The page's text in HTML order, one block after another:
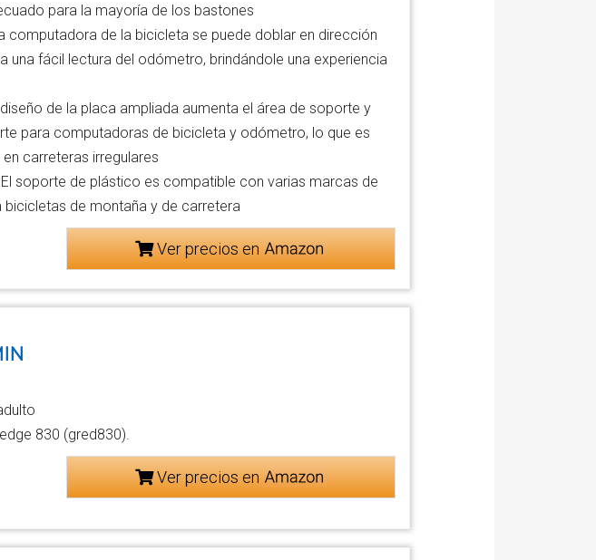
para la mayoría de los bastones
computadora de la bicicleta se puede doblar en dirección
una fácil lectura del odómetro, brindándole una experiencia
diseño de la placa ampliada aumenta el área de soporte y
para computadoras de bicicleta y odómetro, lo que es
carreteras irregulares
El soporte de plástico es compatible con varias marcas de
de montaña y de carretera
Ver precios en
830 (gred830).
Ver precios en